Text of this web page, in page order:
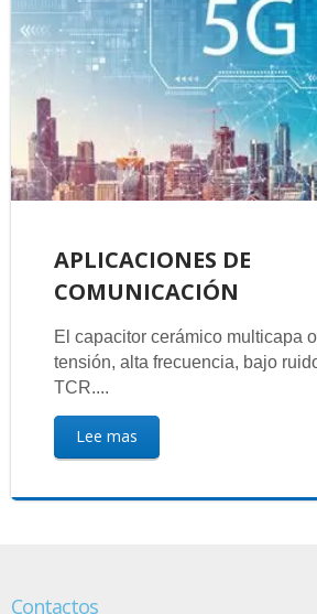
APLICACIONES DE
COMUNICACIÓN
El capacitor cerámico multicapa
tensión, alta frecuencia, bajo
TCR....
Lee mas
Contactos